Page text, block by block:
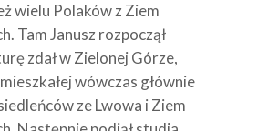
wielu Polaków z Ziem
Tam Janusz rozpoczął
zdał w Zielonej Górze,
wówczas głównie
ze Lwowa i Ziem